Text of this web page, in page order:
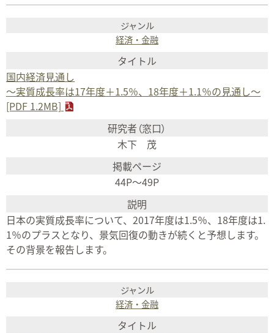
経済・金融
国内経済見通し
〜実質成長率は17年度＋1.5％、18年度＋1.1％の見通し〜
[PDF 1.2MB]
木下 茂
44P～49P
日本の実質成長率について、2017年度は1.5％、18年度は1.
1％のプラスとなり、景気回復の動きが続くと予想します。
その背景を報告します。
経済・金融